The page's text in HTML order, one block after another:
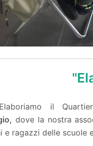
il
dove la nostra
e ragazzi delle scuole